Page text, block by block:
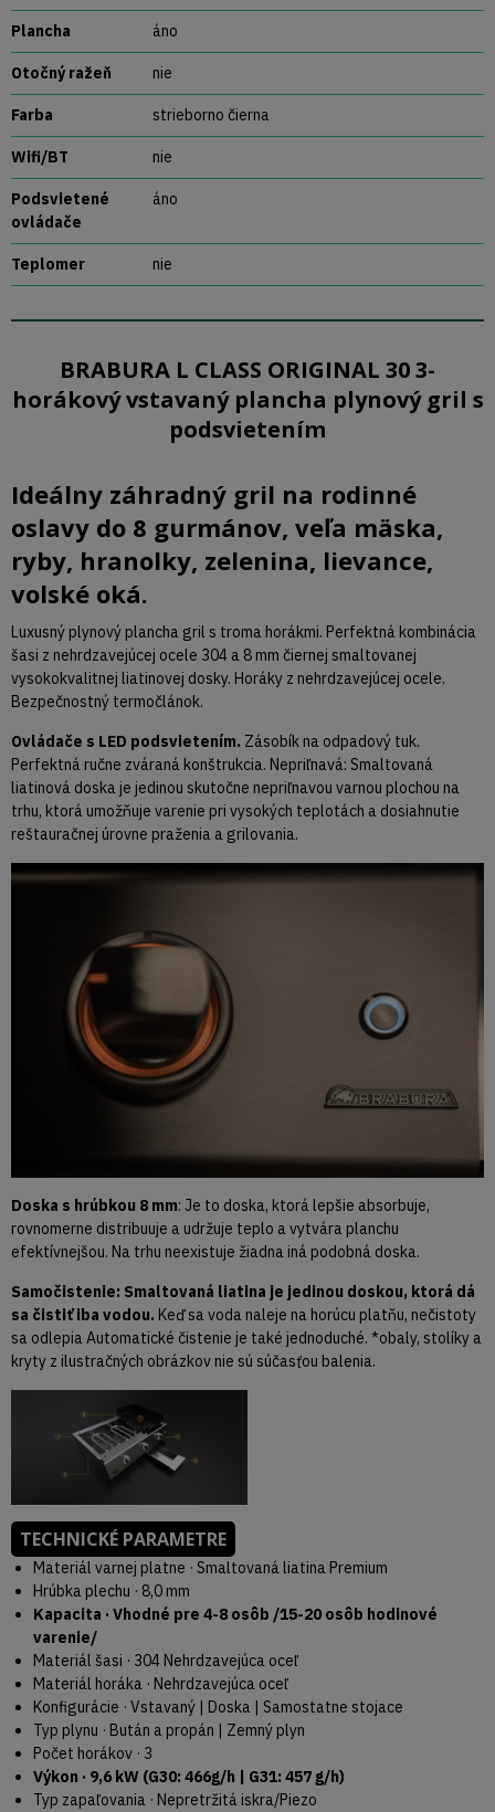
Plancha áno
Otočný ražeň nie
Farba strieborno čierna
Wifi/BT nie
Podsvietené
ovládače
áno
Teplomer nie
BRABURA L CLASS ORIGINAL 30 3-
horákový vstavaný plancha plynový gril s
podsvietením
Ideálny záhradný gril na rodinné
oslavy do 8 gurmánov, veľa mäska,
ryby, hranolky, zelenina, lievance,
volské oká.
Luxusný plynový plancha gril s troma horákmi. Perfektná kombinácia
šasi z nehrdzavejúcej ocele 304 a 8 mm čiernej smaltovanej
vysokokvalitnej liatinovej dosky. Horáky z nehrdzavejúcej ocele.
Bezpečnostný termočlánok.
Ovládače s LED podsvietením. Zásobík na odpadový tuk.
Perfektná ručne zváraná konštrukcia. Nepriľnavá: Smaltovaná
liatinová doska je jedinou skutočne nepriľnavou varnou plochou na
trhu, ktorá umožňuje varenie pri vysokých teplotách a dosiahnutie
reštauračnej úrovne praženia a grilovania.
Doska s hrúbkou 8 mm: Je to doska, ktorá lepšie absorbuje,
rovnomerne distribuuje a udržuje teplo a vytvára planchu
efektívnejšou. Na trhu neexistuje žiadna iná podobná doska.
Samočistenie: Smaltovaná liatina je jedinou doskou, ktorá dá
sa čistiť iba vodou. Keď sa voda naleje na horúcu platňu, nečistoty
sa odlepia Automatické čistenie je také jednoduché. *obaly, stolíky a
kryty z ilustračných obrázkov nie sú súčasťou balenia.
TECHNICKÉ PARAMETRE
Materiál varnej platne · Smaltovaná liatina Premium
Hrúbka plechu · 8,0 mm
Kapacita · Vhodné pre 4-8 osôb /15-20 osôb hodinové
varenie/
Materiál šasi · 304 Nehrdzavejúca oceľ
Materiál horáka · Nehrdzavejúca oceľ
Konfigurácie · Vstavaný | Doska | Samostatne stojace
Typ plynu · Bután a propán | Zemný plyn
Počet horákov · 3
Výkon · 9,6 kW (G30: 466g/h | G31: 457 g/h)
Typ zapaľovania · Nepretržitá iskra/Piezo